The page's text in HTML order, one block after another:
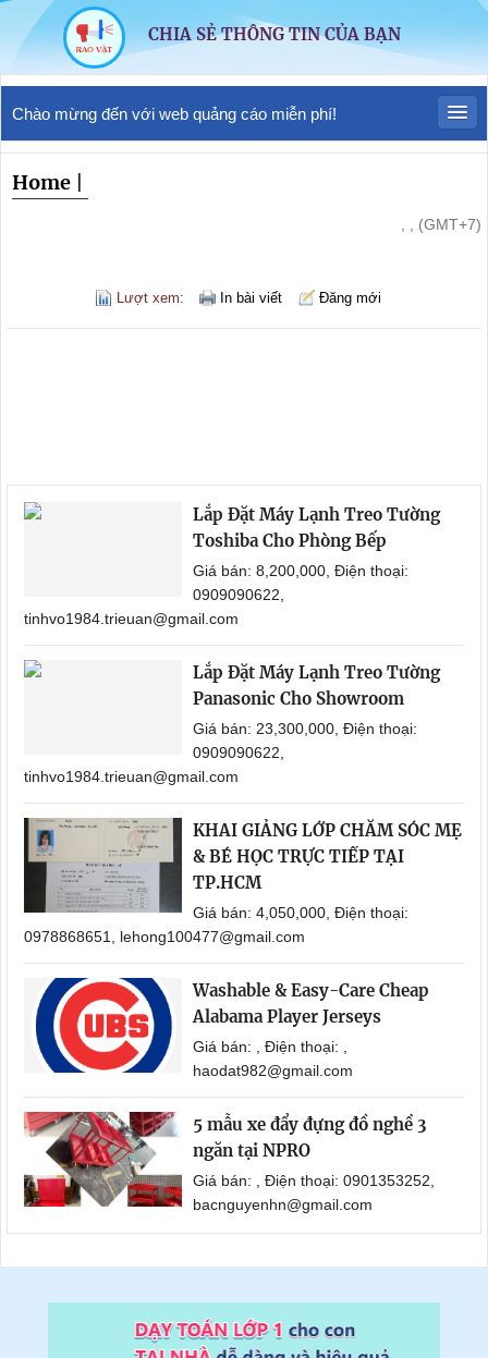
CHIA SẺ THÔNG TIN CỦA BẠN
Chào mừng đến với web quảng cáo miễn phí!
Home
, , (GMT+7)
Lượt xem: In bài viết Đăng mới
Lắp Đặt Máy Lạnh Treo Tường
Toshiba Cho Phòng Bếp
Giá bán: 8,200,000, Điện thoại:
0909090622,
tinhvo1984.trieuan@gmail.com
Lắp Đặt Máy Lạnh Treo Tường
Panasonic Cho Showroom
Giá bán: 23,300,000, Điện thoại:
0909090622,
tinhvo1984.trieuan@gmail.com
KHAI GIẢNG LỚP CHĂM SÓC MẸ
& BÉ HỌC TRỰC TIẾP TẠI
TP.HCM
Giá bán: 4,050,000, Điện thoại:
0978868651, lehong100477@gmail.com
Washable & Easy-Care Cheap
Alabama Player Jerseys
Giá bán: , Điện thoại: ,
haodat982@gmail.com
5 mẫu xe đẩy đựng đồ nghề 3
ngăn tại NPRO
Giá bán: , Điện thoại: 0901353252,
bacnguyenhn@gmail.com